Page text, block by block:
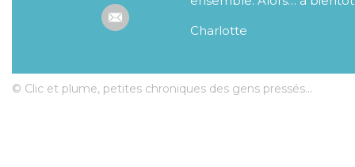
Charlotte
© Clic et plume, petites chroniques des gens pressés...